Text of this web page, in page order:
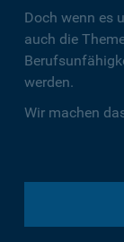
Doch wenn es
auch die
werden.
Wir machen